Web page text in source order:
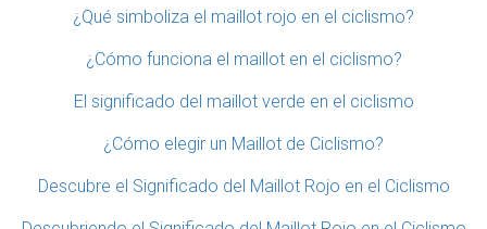
¿Qué simboliza el maillot rojo en el ciclismo?
¿Cómo funciona el maillot en el ciclismo?
El significado del maillot verde en el ciclismo
¿Cómo elegir un Maillot de Ciclismo?
Descubre el Significado del Maillot Rojo en el Ciclismo